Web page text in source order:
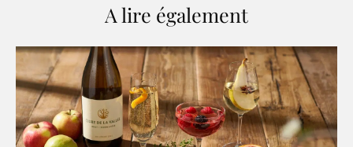
A lire également